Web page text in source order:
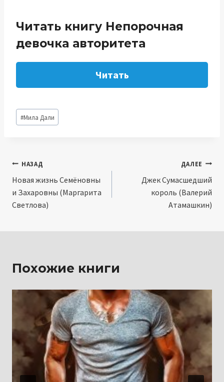
Читать книгу Непорочная
девочка авторитета
Читать
Метки
записи:
#Мила Дали
Навигация
по
записям
НАЗАД
Новая жизнь Семёновны
и Захаровны (Маргарита
Светлова)
ДАЛЕЕ
Джек Сумасшедший
король (Валерий
Атамашкин)
Похожие книги